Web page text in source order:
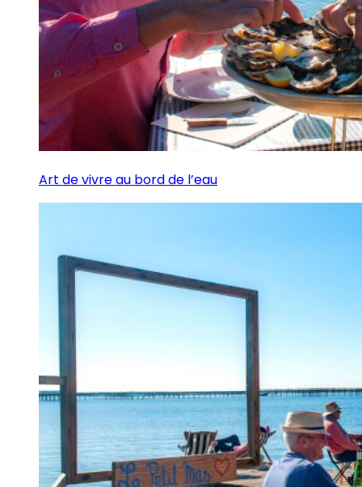
Art de vivre au bord de l’eau